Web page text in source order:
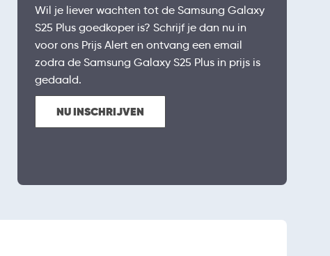
Wil je liever wachten tot de Samsung Galaxy
S25 Plus goedkoper is? Schrijf je dan nu in
voor ons Prijs Alert en ontvang een email
zodra de Samsung Galaxy S25 Plus in prijs is
gedaald.
NU INSCHRIJVEN